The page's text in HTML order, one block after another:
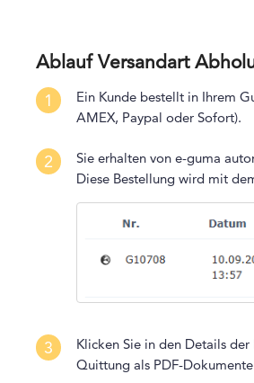
Ablauf Versandart
1
Ein Kunde bestellt in Ihrem
AMEX, Paypal oder Sofort).
2
Sie erhalten von e-guma
Diese Bestellung wird mit
3 Klicken Sie in den Details
Quittung als PDF-